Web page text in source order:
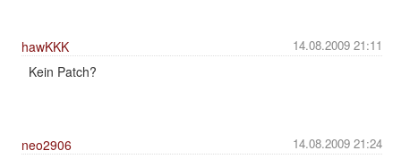
14.08.2009 21:11
hawKKK
Kein Patch?
14.08.2009 21:24
neo2906